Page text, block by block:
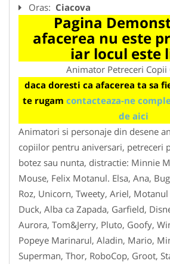
Oras: Ciacova
Pagina
afacerea nu este
iar locul este
Animator Petreceri Copii
daca doresti ca afacerea ta sa
te rugam contacteaza-ne
de aici
Animatori si personaje din desene
copiilor pentru aniversari, petreceri
botez sau nunta, distractie: Minnie
Mouse, Felix Motanul. Elsa, Ana,
Roz, Unicorn, Tweety, Ariel,
Duck, Alba ca Zapada, Garfield,
Aurora, Tom&Jerry, Pluto, Goofy,
Popeye Marinarul, Aladin, Mario,
Superman, Thor, RoboCop, Groot,